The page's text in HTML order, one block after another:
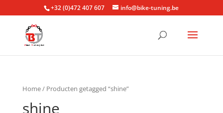
+32 (0)472 407 607 info@bike-tuning.be
Home/ Producten getagged “shine”
shine